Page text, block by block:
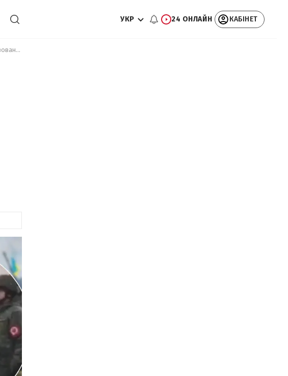
УКР 24 ОНЛАЙН КАБІНЕТ
Ікона не допомогла: у мережі показали архівне відео з демобілізованими в Макіївці окупантами